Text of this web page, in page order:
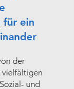
für ein
der
vielfältigen
und